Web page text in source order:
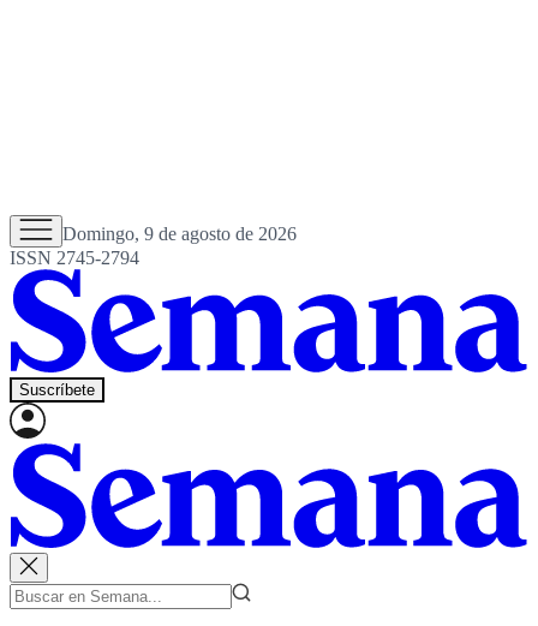
Domingo, 9 de agosto de 2026
ISSN 2745-2794
Suscríbete